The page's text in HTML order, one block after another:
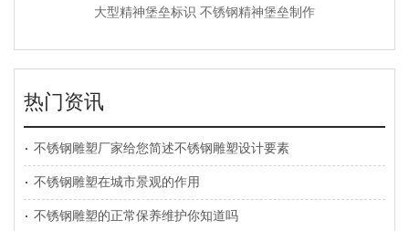
大型精神堡垒标识 不锈钢精神堡垒制作
热门资讯
不锈钢雕塑厂家给您简述不锈钢雕塑设计要素
不锈钢雕塑在城市景观的作用
不锈钢雕塑的正常保养维护你知道吗